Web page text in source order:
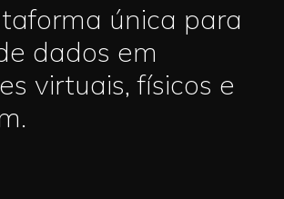
única para
dados em
virtuais, físicos e